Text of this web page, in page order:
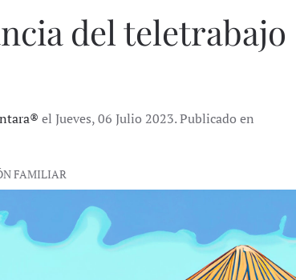
del teletrabajo
el Jueves, 06 Julio 2023. Publicado en
FAMILIAR